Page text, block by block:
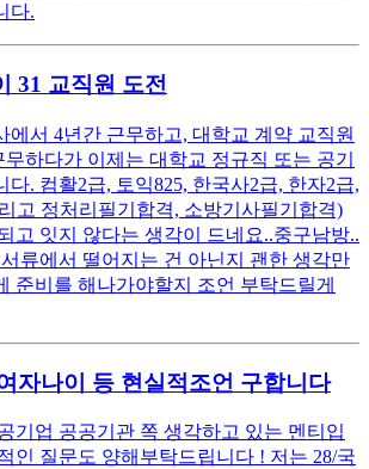
다.
31 교직원 도전
에서 4년간 근무하고, 대학교 계약 교직원
무하다가 이제는 대학교 정규직 또는 공기
다. 컴활2급, 토익825, 한국사2급, 한자2급,
고 정처리필기합격, 소방기사필기합격)
고 잇지 않다는 생각이 드네요..중구남방..
류에서 떨어지는 건 아닌지 괜한 생각만
준비를 해나가야할지 조언 부탁드릴게
자나이 등 현실적조언 구합니다
기업 공공기관 쪽 생각하고 있는 멘티입
인 질문도 양해부탁드립니다 ! 저는 28/국